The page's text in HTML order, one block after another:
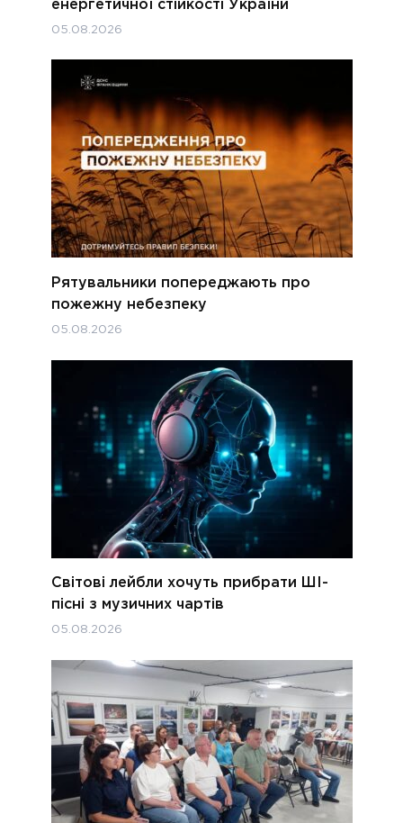
енергетичної стійкості України
05.08.2026
Рятувальники попереджають про
пожежну небезпеку
05.08.2026
Світові лейбли хочуть прибрати ШІ-
пісні з музичних чартів
05.08.2026